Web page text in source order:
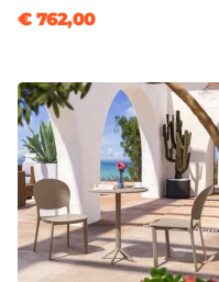
€ 762,00